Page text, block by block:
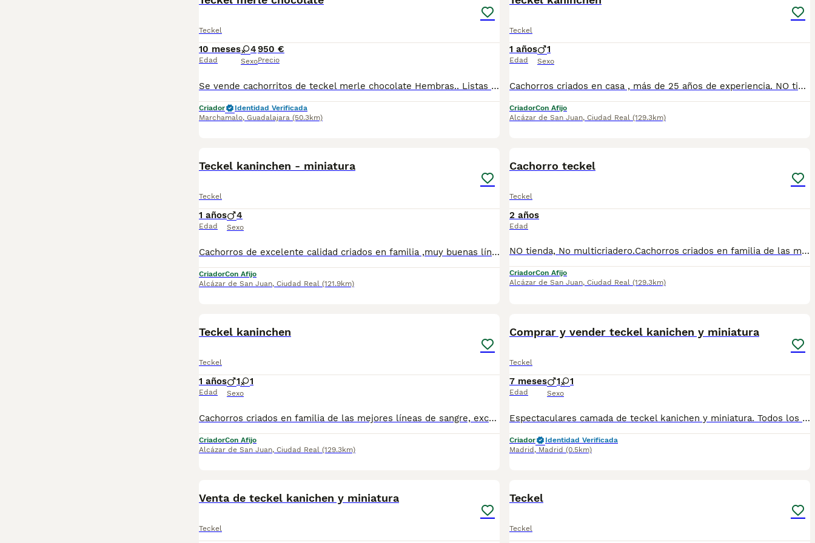
Teckel
10 meses
Edad
4
Sexo
950 €
Precio
Se vende cachorritos de teckel merle chocolate Hembras.. Listas para entregar Se entrega con cartilla pasaporte Desparasitaciones al día Vacunas correspondientes a su edad Para más información escribe al whatsapp de 616121781
Criador
Identidad Verificada
Marchamalo, Guadalajara (50.3km)
Teckel
1 años
Edad
1
Sexo
Cachorros criados en casa , más de 25 años de experiencia. NO tienda, NO multicriadero, muy buenas lineas de sangre , excelente calidad precio, se entregan con todas las vacunas y desparasitaciones correspondientes a su edad.
CriadorCon Afijo
Alcázar de San Juan, Ciudad Real (129.3km)
Teckel kaninchen - miniatura
Teckel
1 años
Edad
4
Sexo
Cachorros de excelente calidad criados en familia ,muy buenas líneas de sangre , NO somos tienda ni multicriadero
CriadorCon Afijo
Alcázar de San Juan, Ciudad Real (121.9km)
Cachorro teckel
Teckel
2 años
Edad
NO tienda, No multicriadero.Cachorros criados en familia de las mejores lineas de sangre, 25 años de experiencia.
CriadorCon Afijo
Alcázar de San Juan, Ciudad Real (129.3km)
Teckel kaninchen
Teckel
1 años
Edad
1 1
Sexo
Cachorros criados en familia de las mejores líneas de sangre, excelente pedigree , 25 años de experiencia , NO TIENDA.
CriadorCon Afijo
Alcázar de San Juan, Ciudad Real (129.3km)
Comprar y vender teckel kanichen y miniatura
Teckel
7 meses
Edad
1 1
Sexo
Espectaculares camada de teckel kanichen y miniatura. Todos los cachorritos se entregan con unos dos meses y medio de edad y sus vacunas correspondientes, desparasitados interna y externamente, con certificado de salud, y garantía tanto por enfermedad vírica como congénito genética. Posibilidad de entregar en toda España mediante transporte propio preparado para animales y con chofer privado. Los precios pueden variar según las características y morfología de cada cachorro. Añádenos al whats app o llámanos, y encantados atenderemos todas tus dudas y consultas. Teléfono / Whats app: 641 92 23 90
Criador
Identidad Verificada
Madrid , Madrid (0.5km)
Venta de teckel kanichen y miniatura
Teckel
Teckel
Teckel